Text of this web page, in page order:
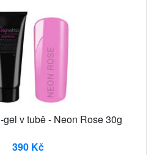
v tubě - Neon Rose 30g
390 Kč